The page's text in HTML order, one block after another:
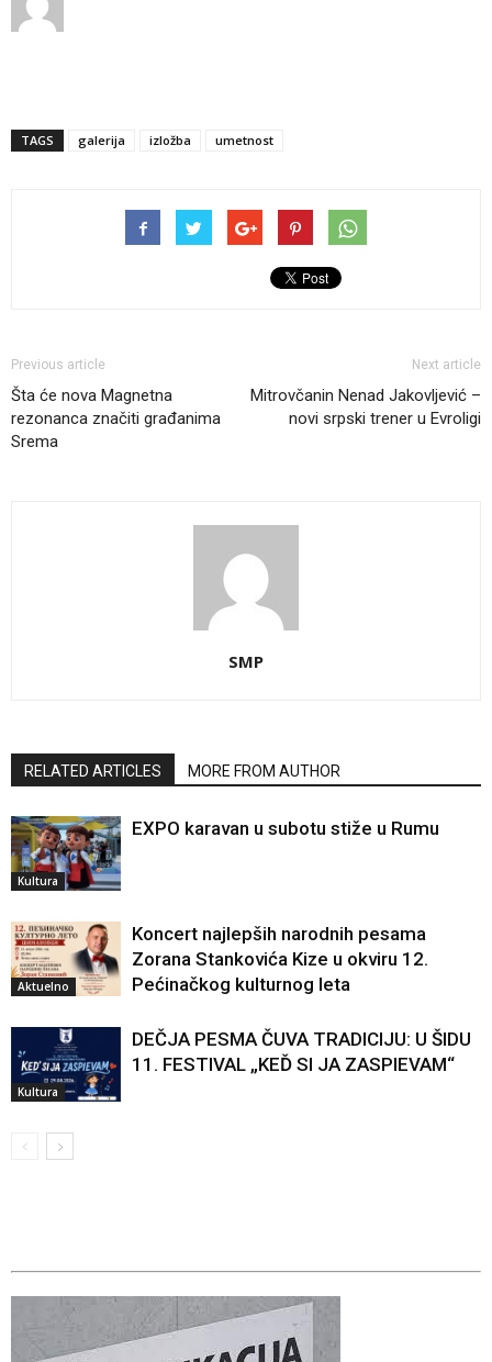
TAGS galerija izložba umetnost
Previous article
Šta će nova Magnetna
rezonanca značiti građanima
Srema
Next article
Mitrovčanin Nenad Jakovljević –
novi srpski trener u Evroligi
SMP
RELATED ARTICLES MORE FROM AUTHOR
Kultura
EXPO karavan u subotu stiže u Rumu
Aktuelno
Koncert najlepših narodnih pesama
Zorana Stankovića Kize u okviru 12.
Pećinačkog kulturnog leta
Kultura
DEČJA PESMA ČUVA TRADICIJU: U ŠIDU
11. FESTIVAL „KEĎ SI JA ZASPIEVAM“